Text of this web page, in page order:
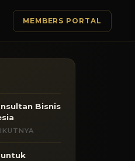
MEMBERS PORTAL
Bisnis